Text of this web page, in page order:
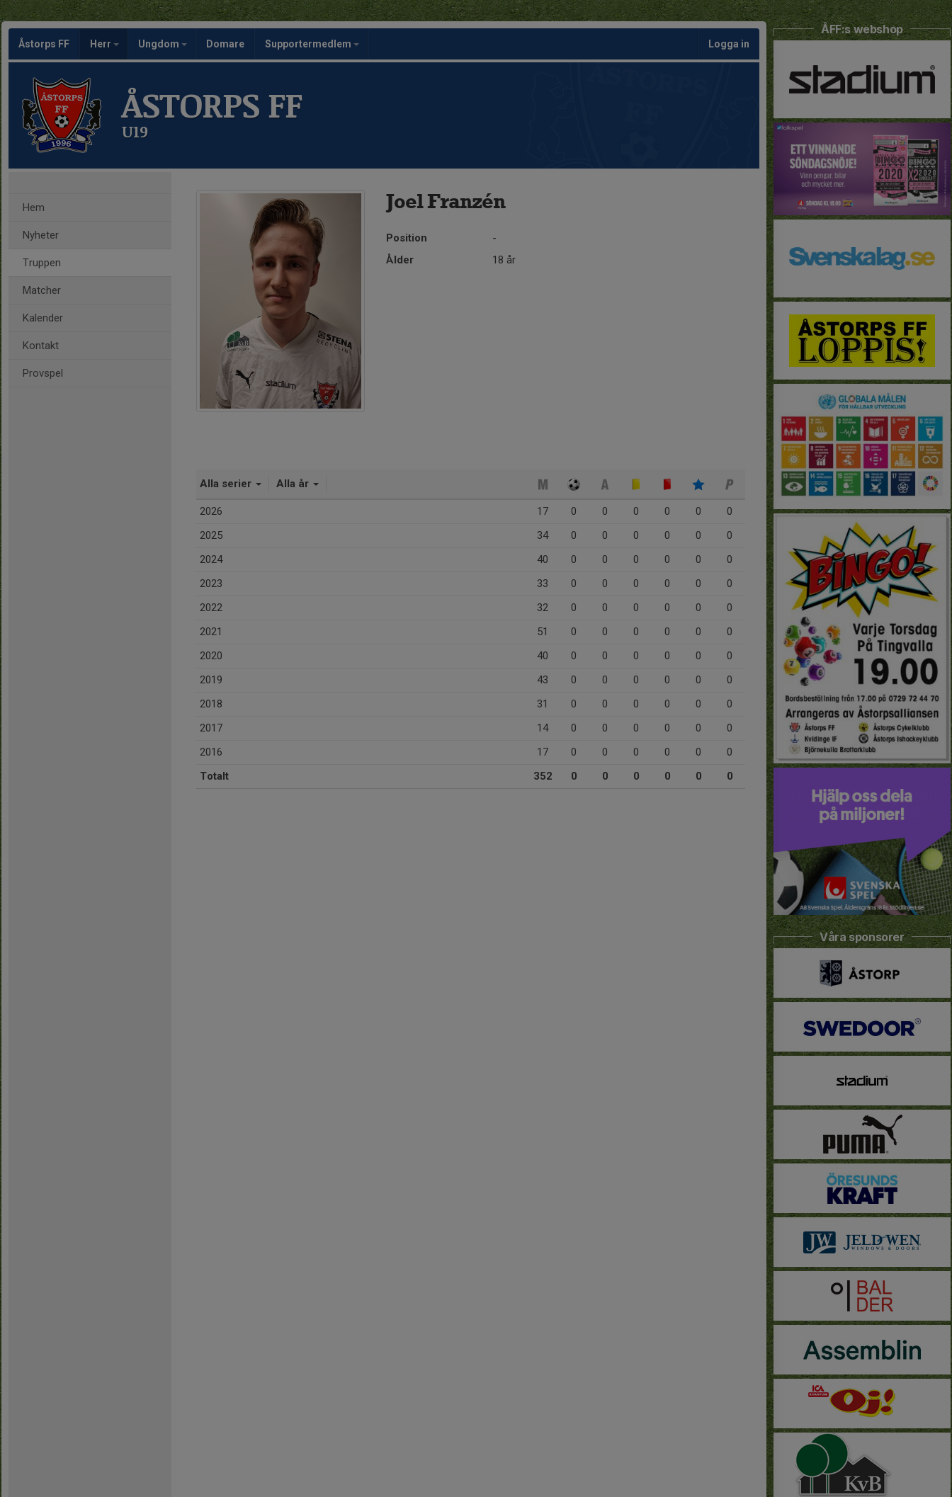
Åstorps FF Herr Ungdom Domare Supportermedlem Logga in
ÅSTORPS FF
U19
Hem
Nyheter
Truppen
Matcher
Kalender
Kontakt
Provspel
Joel Franzén
Position
-
Ålder
18 år
Alla serier Alla år
2026 17 0 0 0 0 0
0
2025
34 0 0 0 0 0
0
2024
40 0 0 0 0 0
0
2023
33 0 0 0 0 0
0
2022
32 0 0 0 0 0
0
2021
51 0 0 0 0 0
0
2020
40 0 0 0 0 0
0
2019
43 0 0 0 0 0
0
2018
31 0 0 0 0 0
0
2017
14 0 0 0 0 0
0
2016
17 0 0 0 0 0
0
Totalt
352 0 0 0 0 0 0
ÅFF:s webshop
Våra sponsorer